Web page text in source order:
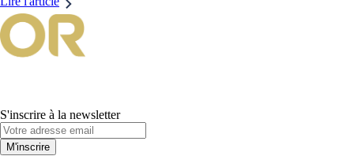
S'inscrire à la newsletter
M'inscrire